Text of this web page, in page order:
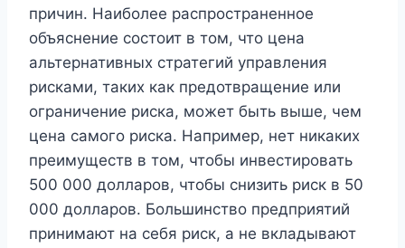
причин. Наиболее распространенное
объяснение состоит в том, что цена
альтернативных стратегий управления
рисками, таких как предотвращение или
ограничение риска, может быть выше, чем
цена самого риска. Например, нет никаких
преимуществ в том, чтобы инвестировать
500 000 долларов, чтобы снизить риск в 50
000 долларов. Большинство предприятий
принимают на себя риск, а не вкладывают